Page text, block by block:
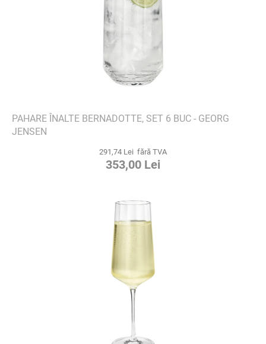
PAHARE ÎNALTE BERNADOTTE, SET 6 BUC - GEORG
JENSEN
291,74 Lei fără TVA
353,00 Lei